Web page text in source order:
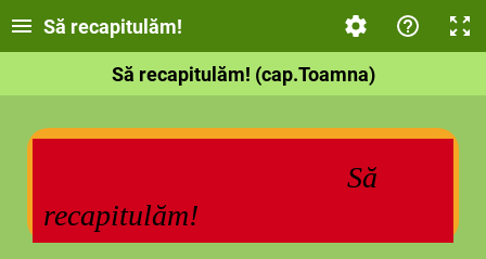
Să recapitulăm!
Să recapitulăm! (cap.Toamna)
Să
recapitulăm!